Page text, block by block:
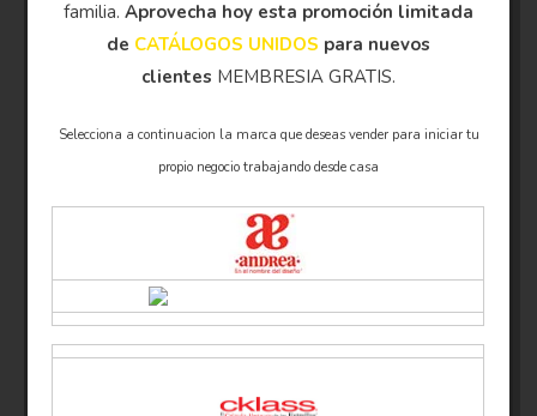
familia.Aprovecha hoy esta promoción limitada
de CATÁLOGOS UNIDOS para nuevos
clientes MEMBRESIA GRATIS.
Selecciona a continuacion la marca que deseas vender para iniciar tu
propio negocio trabajando desde casa